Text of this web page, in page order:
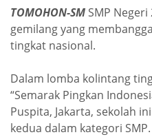
TOMOHON-SM SMP
gemilang yang
tingkat nasional.
Dalam lomba kolintang
“Semarak Pingkan
Puspita, Jakarta, sekolah
kedua dalam kategori SMP.